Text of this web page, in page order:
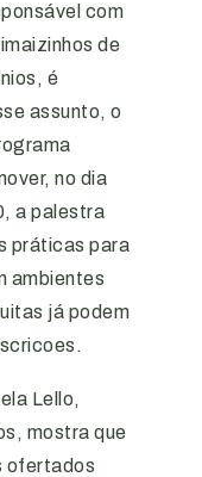
com
de
é
assunto, o
no dia
a palestra
práticas para
ambientes
já podem
Lello,
mostra que
ofertados